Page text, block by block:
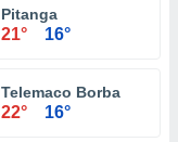
Pitanga
21° 16°
Telemaco Borba
22° 16°